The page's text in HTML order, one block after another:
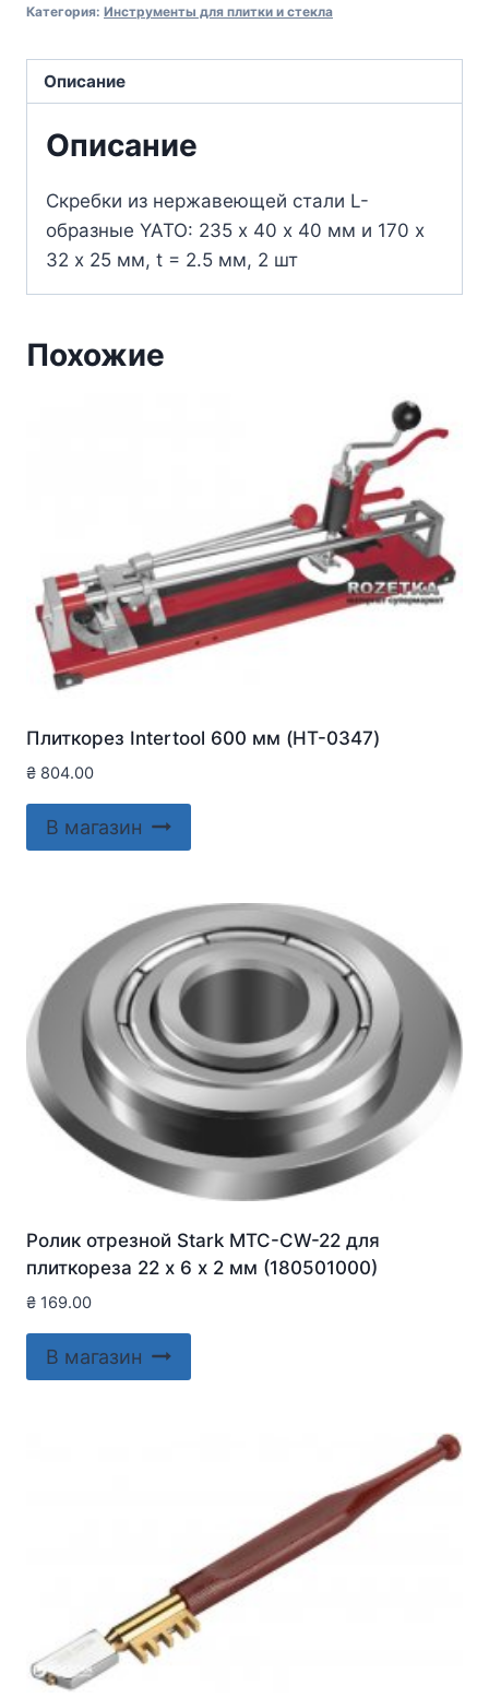
Категория: Инструменты для плитки и стекла
Описание
Описание
Скребки из нержавеющей стали L-
образные YATO: 235 х 40 х 40 мм и 170 х
32 х 25 мм, t = 2.5 мм, 2 шт
Похожие
Плиткорез Intertool 600 мм (HT-0347)
₴ 804.00
В магазин
Ролик отрезной Stark MTC-CW-22 для
плиткореза 22 х 6 х 2 мм (180501000)
₴ 169.00
В магазин